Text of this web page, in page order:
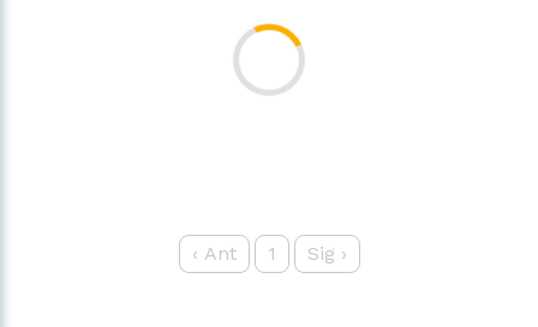
‹ Ant 1 Sig ›